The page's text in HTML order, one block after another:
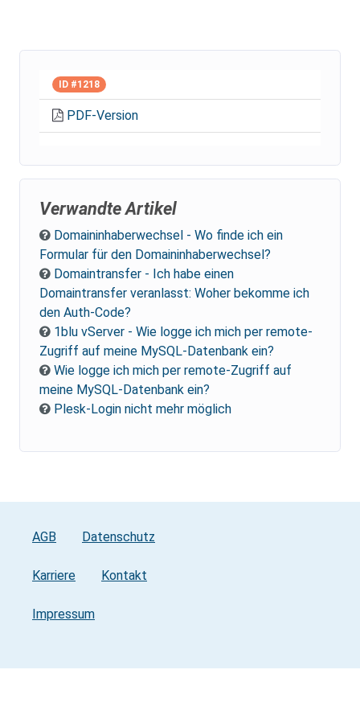
ID #1218
PDF-Version
Verwandte Artikel
Domaininhaberwechsel - Wo finde ich ein
Formular für den Domaininhaberwechsel?
Domaintransfer - Ich habe einen
Domaintransfer veranlasst: Woher bekomme ich
den Auth-Code?
1blu vServer - Wie logge ich mich per remote-
Zugriff auf meine MySQL-Datenbank ein?
Wie logge ich mich per remote-Zugriff auf
meine MySQL-Datenbank ein?
Plesk-Login nicht mehr möglich
AGB Datenschutz
Karriere Kontakt
Impressum